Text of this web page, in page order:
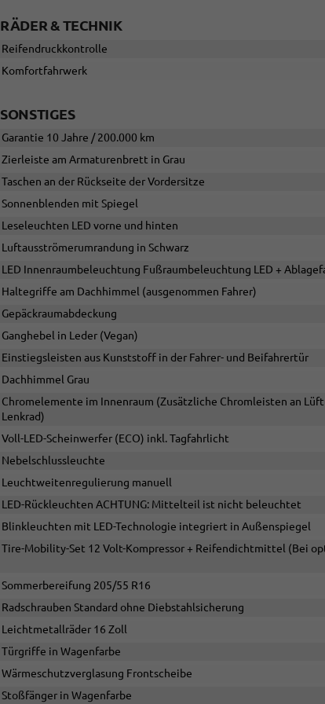
RÄDER & TECHNIK
Reifendruckkontrolle
Komfortfahrwerk
SONSTIGES
Garantie 10 Jahre / 200.000 km
Zierleiste am Armaturenbrett in Grau
Taschen an der Rückseite der Vordersitze
Sonnenblenden mit Spiegel
Leseleuchten LED vorne und hinten
Luftausströmerumrandung in Schwarz
LED Innenraumbeleuchtung Fußraumbeleuchtung LED +
Haltegriffe am Dachhimmel (ausgenommen Fahrer)
Gepäckraumabdeckung
Ganghebel in Leder (Vegan)
Einstiegsleisten aus Kunststoff in der Fahrer- und Beifahrertür
Dachhimmel Grau
Chromelemente im Innenraum (Zusätzliche Chromleisten an
Lenkrad)
Voll-LED-Scheinwerfer (ECO) inkl. Tagfahrlicht
Nebelschlussleuchte
Leuchtweitenregulierung manuell
LED-Rückleuchten ACHTUNG: Mittelteil ist nicht beleuchtet
Blinkleuchten mit LED-Technologie integriert in Außenspiegel
Tire-Mobility-Set 12 Volt-Kompressor + Reifendichtmittel (Bei
Sommerbereifung 205/55 R16
Radschrauben Standard ohne Diebstahlsicherung
Leichtmetallräder 16 Zoll
Türgriffe in Wagenfarbe
Wärmeschutzverglasung Frontscheibe
Stoßfänger in Wagenfarbe